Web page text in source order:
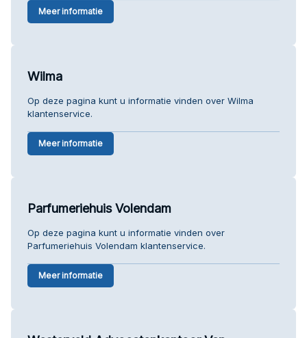
Meer informatie
Wilma
Op deze pagina kunt u informatie vinden over Wilma
klantenservice.
Meer informatie
Parfumeriehuis Volendam
Op deze pagina kunt u informatie vinden over
Parfumeriehuis Volendam klantenservice.
Meer informatie